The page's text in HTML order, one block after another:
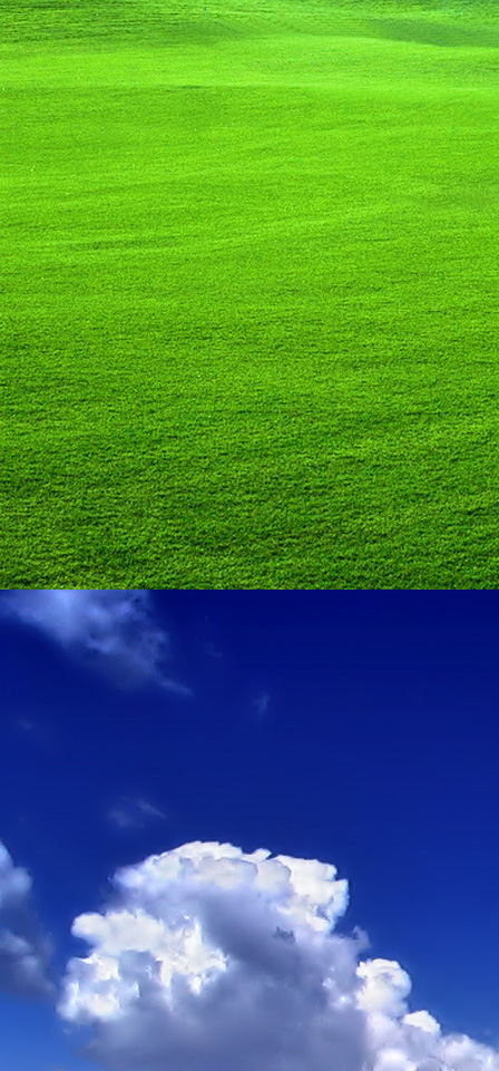
Hogy emlékezetemmel titkon
Amit most újonnan magamba
S további törekvésem célja az
Hogy új erőre kapva ébresszen
Saját belső erőket lelkemben,
S létrejőve adjon át önmagamnak
20. hét
Csak most érzem, hogy saját létem
A kozmikus létezéstől eltávolodva
Magára maradna, önmagát
S ha csak olyan alapokra építene, ami
Akkor voltaképpen meg kellene ölnie
21. hét
Érzem, hogy egy külső termékenyítő
Megerősödve ad át önmagamnak
S érzem, hogy a csíra érlelődik,
És a sejtelem fénnyel telítve
Saját Énem erőihez bennem.
22. hét
A kozmikus messzeségekből fakadó
Nagy erővel bennünk él tovább:
A lélek belső fényévé válik,
És szellemi mélységekbe világít,
Hogy hozzon olyan gyümölcsöket,
Melyek a kozmikus Énből idővel
Emberi Énné érlelődnek.
Önmagát állandóan újrateremtve
A lélek felismeri önmagát,
S a világszellem működik tovább
Az önismeretben újra
S így az Én-érzék akarati
A lélek sötétjéből lesz megteremtve.
25. hét
Csak most tagozódhat belém
S ragyogva árasztja belső fényem